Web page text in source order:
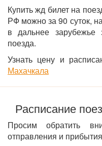
Купить жд билет на
РФ можно за 90 суток,
в дальнее зарубежье
поезда.
Узнать цену и
Махачкала
Расписание
Просим обратить
отправления и